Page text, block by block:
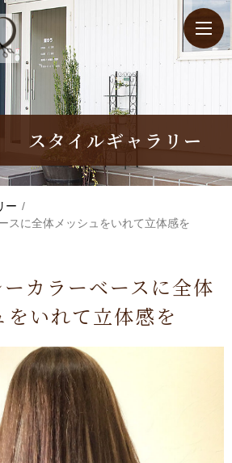
スタイルギャラリー
ー
スに全体メッシュをいれて立体感を
カラーベースに全体
をいれて立体感を